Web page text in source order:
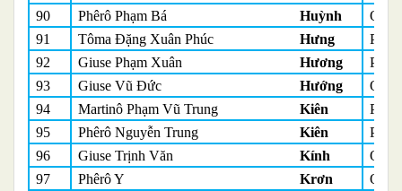
90 Phêrô Phạm Bá Huỳnh
91
Tôma Đặng Xuân Phúc Hưng
Phó
92
Giuse Phạm Xuân Hương
Phó
93
Giuse Vũ Đức Hướng
94
Martinô Phạm Vũ Trung Kiên
Phó
95
Phêrô Nguyễn Trung Kiên
Phó
96
Giuse Trịnh Văn Kính
97
Phêrô Y Krơn